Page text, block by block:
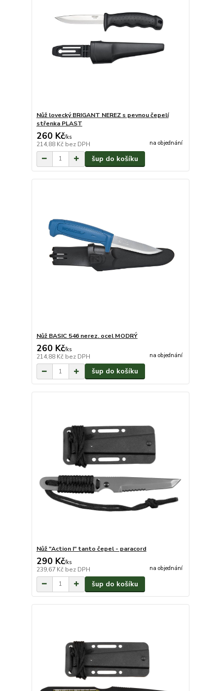
Nůž lovecký BRIGANT NEREZ s pevnou čepelí
střenka PLAST
260 Kč/ks
214,88 Kč bez DPH na objednání
šup do košíku
Nůž BASIC 546 nerez. ocel MODRÝ
260 Kč/ks
214,88 Kč bez DPH na objednání
šup do košíku
Nůž "Action I" tanto čepel - paracord
290 Kč/ks
239,67 Kč bez DPH na objednání
šup do košíku